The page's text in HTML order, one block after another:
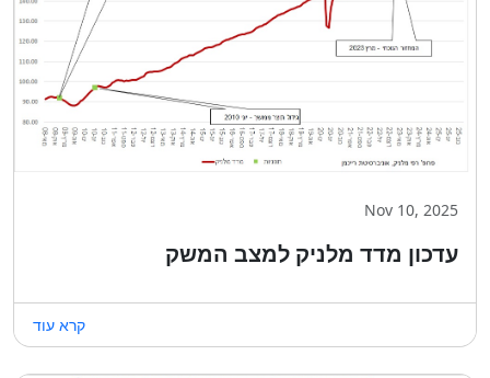
Nov 10, 2025
עדכון מדד מלניק למצב המשק
קרא עוד